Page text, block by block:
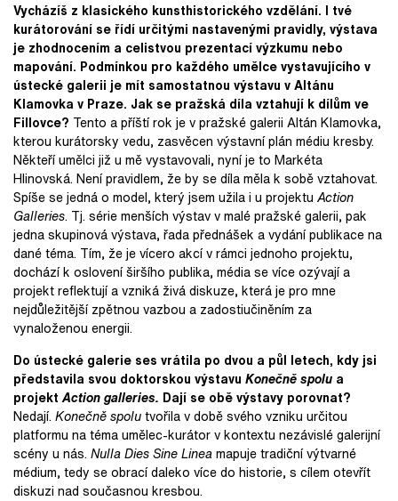
Vycházíš z klasického kunsthistorického vzdělání. I tvé
kurátorování se řídí určitými nastavenými pravidly, výstava
je zhodnocením a celistvou prezentací výzkumu nebo
mapování. Podmínkou pro každého umělce vystavujícího v
ústecké galerii je mít samostatnou výstavu v Altánu
Klamovka v Praze. Jak se pražská díla vztahují k dílům ve
Fillovce? Tento a příští rok je v pražské galerii Altán Klamovka,
kterou kurátorsky vedu, zasvěcen výstavní plán médiu kresby.
Někteří umělci již u mě vystavovali, nyní je to Markéta
Hlinovská. Není pravidlem, že by se díla měla k sobě vztahovat.
Spíše se jedná o model, který jsem užila i u projektu Action
Galleries. Tj. série menších výstav v malé pražské galerii, pak
jedna skupinová výstava, řada přednášek a vydání publikace na
dané téma. Tím, že je vícero akcí v rámci jednoho projektu,
dochází k oslovení širšího publika, média se více ozývají a
projekt reflektují a vzniká živá diskuze, která je pro mne
nejdůležitější zpětnou vazbou a zadostiučiněním za
vynaloženou energii.
Do ústecké galerie ses vrátila po dvou a půl letech, kdy jsi
představila svou doktorskou výstavu Konečně spolu a
projektAction galleries. Dají se obě výstavy porovnat?
Nedají. Konečně spolutvořila v době svého vzniku určitou
platformu na téma umělec-kurátor v kontextu nezávislé galerijní
scény u nás. Nulla Dies Sine Lineamapuje tradiční výtvarné
médium, tedy se obrací daleko více do historie, s cílem otevřít
diskuzi nad současnou kresbou.